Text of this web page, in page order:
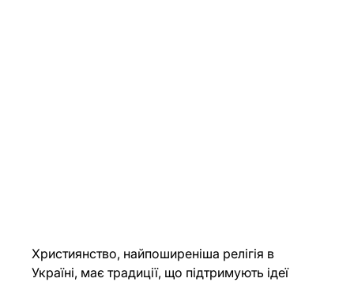
Християнство, найпоширеніша релігія в
Україні, має традиції, що підтримують ідеї